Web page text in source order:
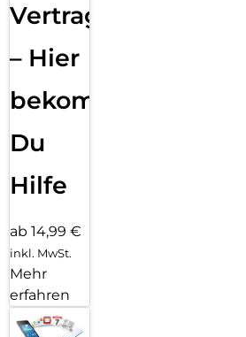
Vertragsabwicklung
– Hier
bekommst
Du
Hilfe
ab 14,99 €
inkl. MwSt.
Mehr
erfahren